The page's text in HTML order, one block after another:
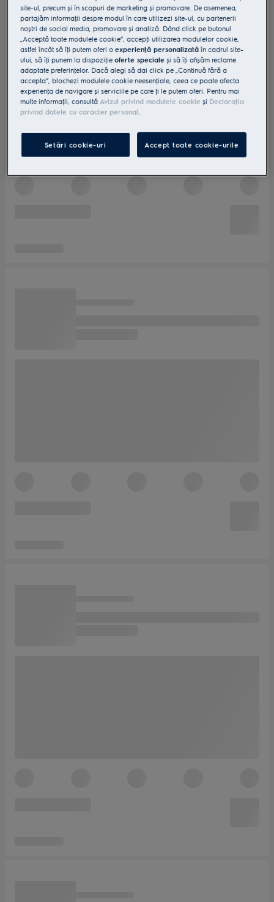
site-ul, precum și în scopuri de marketing și promovare. De asemenea,
partajăm informaţii despre modul în care utilizezi site-ul, cu partenerii
noștri de social media, promovare și analiză. Dând click pe butonul
„Acceptă toate modulele cookie”, accepţi utilizarea modulelor cookie,
astfel încât să îţi putem oferi oexperienţă personalizată în cadrul site-
ului, să îţi punem la dispoziţieoferte speciale și să îţi afișăm reclame
adaptate preferinţelor. Dacă alegi să dai click pe „Continuă fără a
accepta”, blochezi modulele cookie neesenţiale, ceea ce poate afecta
experienţa de navigare și serviciile pe care ţi le putem oferi. Pentru mai
multe informaţii, consultă Avizul privind modulele cookie și Declaraţia
privind datele cu caracter personal.
Setări cookie-uri Accept toate cookie-urile